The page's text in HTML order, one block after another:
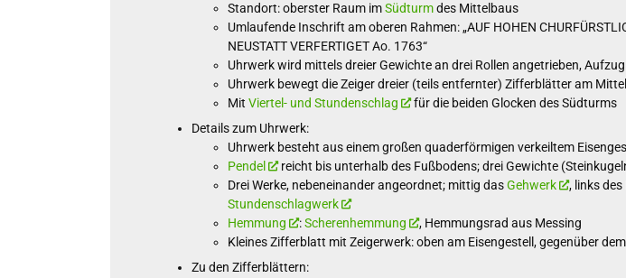
Standort: oberster Raum imSüdturmdes Mittelbaus
Umlaufende Inschrift am oberen Rahmen: „AUF HOHEN
NEUSTATT VERFERTIGET Ao. 1763“
Uhrwerk wird mittels dreier Gewichte an drei Rollen angetrieben,
Uhrwerk bewegt die Zeiger dreier (teils entfernter) Zifferblätter am
Mit Viertel- und Stundenschlag
für die beiden Glocken des Südturms
Details zum Uhrwerk:
Uhrwerk besteht aus einem großen quaderförmigen verkeiltem
Pendel
reicht bis unterhalb des Fußbodens; drei Gewichte
Drei Werke, nebeneinander angeordnet; mittig dasGehwerk , links
Stundenschlagwerk
Hemmung
:Scherenhemmung
, Hemmungsrad aus Messing
Kleines Zifferblatt mit Zeigerwerk: oben am Eisengestell, gegenüber dem
Zu den Zifferblättern: